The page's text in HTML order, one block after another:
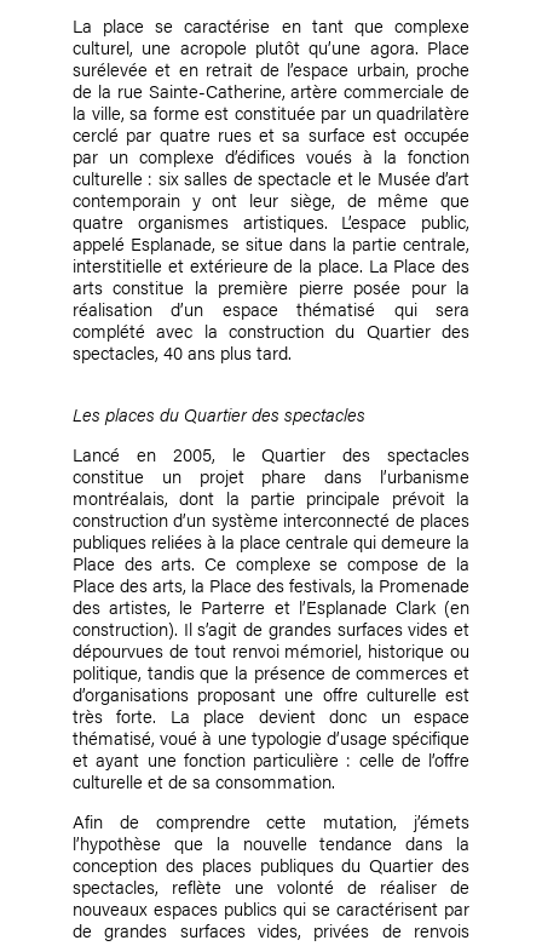
La place se caractérise en tant que complexe
culturel, une acropole plutôt qu’une agora. Place
surélevée et en retrait de l’espace urbain, proche
de la rue Sainte-Catherine, artère commerciale de
la ville, sa forme est constituée par un quadrilatère
cerclé par quatre rues et sa surface est occupée
par un complexe d’édifices voués à la fonction
culturelle : six salles de spectacle et le Musée d’art
contemporain y ont leur siège, de même que
quatre organismes artistiques. L’espace public,
appelé Esplanade, se situe dans la partie centrale,
interstitielle et extérieure de la place. La Place des
arts constitue la première pierre posée pour la
réalisation d’un espace thématisé qui sera
complété avec la construction du Quartier des
spectacles, 40 ans plus tard.
Les places du Quartier des spectacles
Lancé en 2005, le Quartier des spectacles
constitue un projet phare dans l’urbanisme
montréalais, dont la partie principale prévoit la
construction d’un système interconnecté de places
publiques reliées à la place centrale qui demeure la
Place des arts. Ce complexe se compose de la
Place des arts, la Place des festivals, la Promenade
des artistes, le Parterre et l’Esplanade Clark (en
construction). Il s’agit de grandes surfaces vides et
dépourvues de tout renvoi mémoriel, historique ou
politique, tandis que la présence de commerces et
d’organisations proposant une offre culturelle est
très forte. La place devient donc un espace
thématisé, voué à une typologie d’usage spécifique
et ayant une fonction particulière : celle de l’offre
culturelle et de sa consommation.
Afin de comprendre cette mutation, j’émets
l’hypothèse que la nouvelle tendance dans la
conception des places publiques du Quartier des
spectacles, reflète une volonté de réaliser de
nouveaux espaces publics qui se caractérisent par
de grandes surfaces vides, privées de renvois